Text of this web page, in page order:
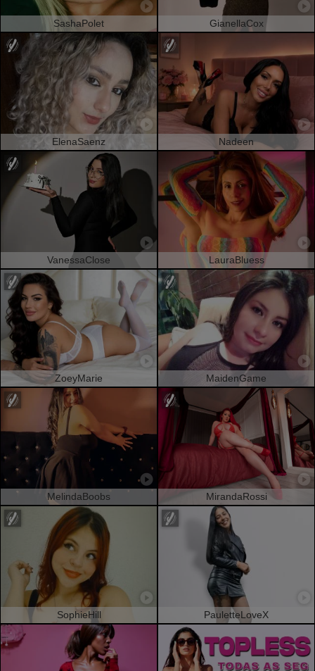
SashaPolet GianellaCox
ElenaSaenz Nadeen
VanessaClose LauraBluess
ZoeyMarie MaidenGame
MelindaBoobs MirandaRossi
SophieHill PauletteLoveX